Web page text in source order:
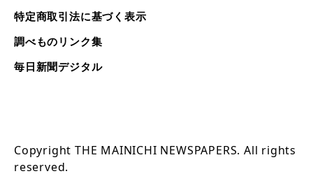
特定商取引法に基づく表示
調べものリンク集
毎日新聞デジタル
Copyright THE MAINICHI NEWSPAPERS. All rights
reserved.